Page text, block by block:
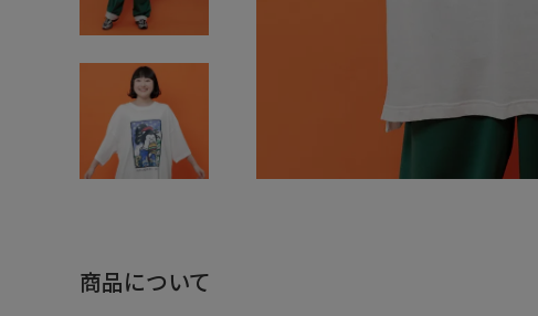
商品について